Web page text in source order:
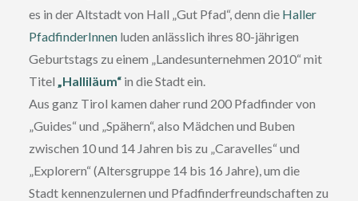
es in der Altstadt von Hall „Gut Pfad“, denn die Haller
PfadfinderInnenluden anlässlich ihres 80-jährigen
Geburtstags zu einem „Landesunternehmen 2010“ mit
Titel „Halliläum“in die Stadt ein.
Aus ganz Tirol kamen daher rund 200 Pfadfinder von
„Guides“ und „Spähern“, also Mädchen und Buben
zwischen 10 und 14 Jahren bis zu „Caravelles“ und
„Explorern“ (Altersgruppe 14 bis 16 Jahre), um die
Stadt kennenzulernen und Pfadfinderfreundschaften zu